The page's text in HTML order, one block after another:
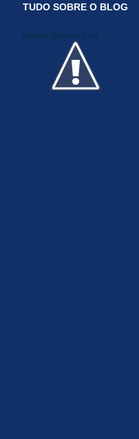
TUDO SOBRE O BLOG
Midiakit Danosse 2014